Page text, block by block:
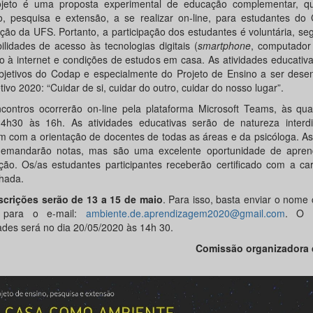
é uma proposta experimental de educação complementar,
pesquisa e extensão, a se realizar on-line, para estudantes do
da UFS. Portanto, a participação dos estudantes é voluntária,
de acesso às tecnologias digitais (smartphone,
à internet e condições de estudos em casa. As atividades
do Codap e especialmente do Projeto de Ensino a ser
2020: “Cuidar de si, cuidar do outro, cuidar do nosso lugar”.
ocorrerão on-line pela plataforma Microsoft Teams, às
às 16h. As atividades educativas serão de natureza
com a orientação de docentes de todas as áreas e da psicóloga.
notas, mas são uma excelente oportunidade de
Os/as estudantes participantes receberão certificado com a
serão de 13 a 15 de maio. Para isso, basta enviar o nome
para o e-mail: ambiente.de.aprendizagem2020@gmail.com. O
será no dia 20/05/2020 às 14h 30.
Comissão